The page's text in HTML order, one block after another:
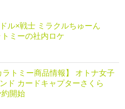
ル×戦士 ミラクルちゅーん
ミーの社内ロケ
ラトミー商品情報】 オトナ女子
ド カードキャプターさくら
約開始